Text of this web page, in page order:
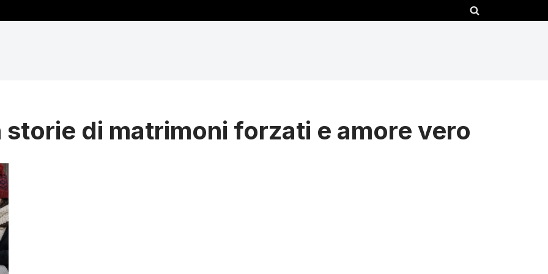
di matrimoni forzati e amore vero